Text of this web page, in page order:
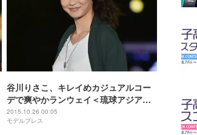
谷川りさこ、キレイめカジュアルコー
デで爽やかランウェイ＜琉球アジアコ
レクション2015＞
2015.10.26 00:05
モデルプレス